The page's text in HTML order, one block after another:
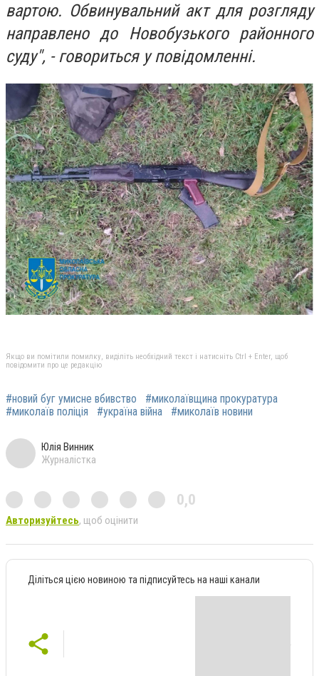
вартою. Обвинувальний акт для розгляду
направлено до Новобузького районного
суду", - говориться у повідомленні.
Якщо ви помітили помилку, виділіть необхідний текст і натисніть Ctrl + Enter, щоб
повідомити про це редакцію
#новий буг умисне вбивство
#миколаївщина прокуратура
#миколаїв поліція
#україна війна #миколаїв новини
Юлія Винник
Журналістка
0,0
Авторизуйтесь, щоб оцінити
Діліться цією новиною та підписуйтесь на наші канали